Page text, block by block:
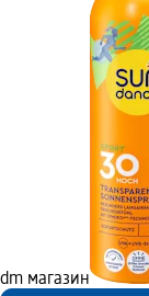
dm магазин